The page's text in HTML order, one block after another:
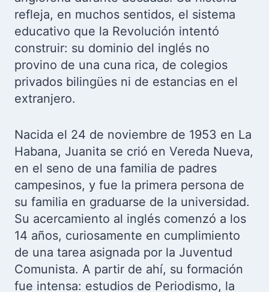
refleja, en muchos sentidos, el sistema
educativo que la Revolución intentó
construir: su dominio del inglés no
provino de una cuna rica, de colegios
privados bilingües ni de estancias en el
extranjero.
Nacida el 24 de noviembre de 1953 en La
Habana, Juanita se crió en Vereda Nueva,
en el seno de una familia de padres
campesinos, y fue la primera persona de
su familia en graduarse de la universidad.
Su acercamiento al inglés comenzó a los
14 años, curiosamente en cumplimiento
de una tarea asignada por la Juventud
Comunista. A partir de ahí, su formación
fue intensa: estudios de Periodismo, la